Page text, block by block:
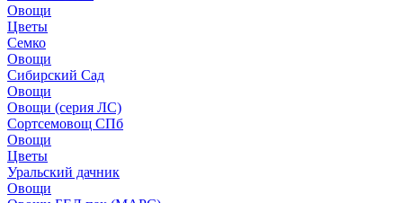
Овощи
Цветы
Семко
Овощи
Сибирский Сад
Овощи
Овощи (серия ЛС)
Сортсемовощ СПб
Овощи
Цветы
Уральский дачник
Овощи